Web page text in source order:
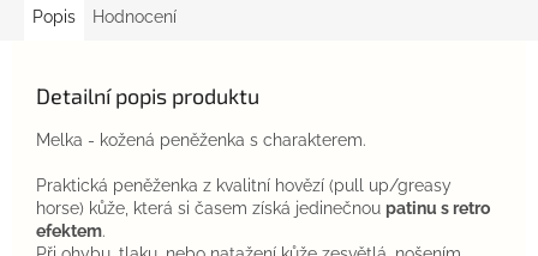
Popis Hodnocení
Detailní popis produktu
Melka - kožená peněženka s charakterem.
Praktická peněženka z kvalitní hovězí (pull up/greasy
horse) kůže, která si časem získá jedinečnou patinu s retro
efektem.